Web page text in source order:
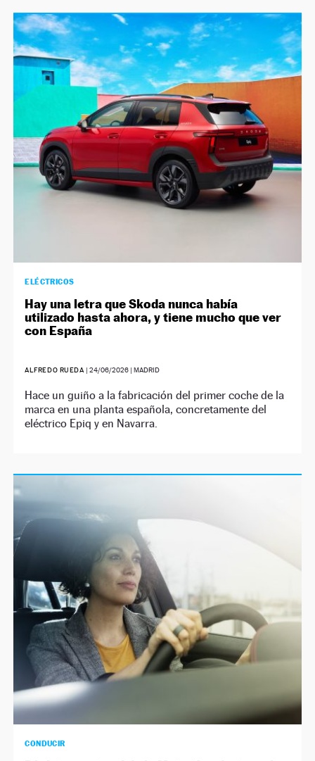
ELÉCTRICOS
Hay una letra que Skoda nunca había
utilizado hasta ahora, y tiene mucho que ver
con España
ALFREDO RUEDA | 24/06/2026| MADRID
Hace un guiño a la fabricación del primer coche de la
marca en una planta española, concretamente del
eléctrico Epiq y en Navarra.
CONDUCIR